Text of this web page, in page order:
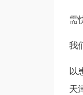
需
我
以
天